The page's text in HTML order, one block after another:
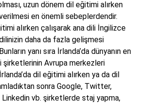
uzun dönem dil eğitimi alırken
en önemli sebeplerdendir.
alırken çalışarak ana dili İngilizce
daha da fazla gelişmesi
yanı sıra İrlanda’da dünyanın en
şirketlerinin Avrupa merkezleri
dil eğitimi alırken ya da dil
sonra Google, Twitter,
Linkedin vb. şirketlerde staj yapma,